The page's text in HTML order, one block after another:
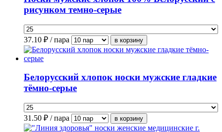
рисунком темно-серые
37.10 ₽ / пара
Белорусский хлопок носки мужские гладкие
тёмно-серые
31.50 ₽ / пара